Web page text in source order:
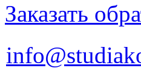
Заказать